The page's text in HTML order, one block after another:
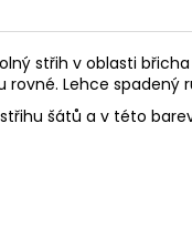
střih v oblasti
Lehce spadený
šátů a v této